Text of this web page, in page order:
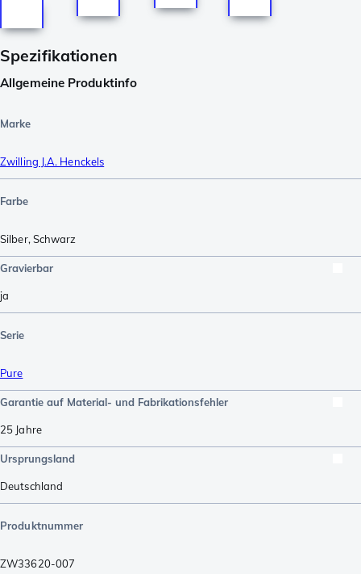
Spezifikationen
Allgemeine Produktinfo
Marke
Zwilling J.A. Henckels
Farbe
Silber,Schwarz
Gravierbar
ja
Serie
Pure
Garantie auf Material- und Fabrikationsfehler
25 Jahre
Ursprungsland
Deutschland
Produktnummer
ZW33620-007